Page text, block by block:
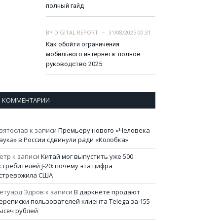
полный гайд
BY DIGITAL REPORT
31/08/2025 00:31
Как обойти ограничения
мобильного интернета: полное
руководство 2025
КОММЕНТАРИИ
к записи Премьеру нового «Человека-
в России сдвинули ради «Колобка»
к записи Китай мог выпустить уже 500
J-20: почему эта цифра
США
Эдров к записи В даркнете продают
пользователей клиента Telega за 155
рублей